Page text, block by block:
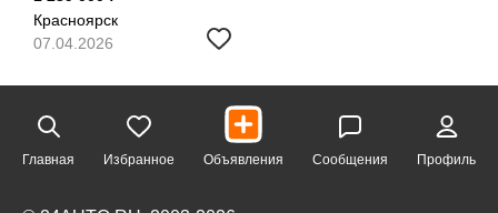
Красноярск
07.04.2026
Главная Избранное Объявления Сообщения Профиль